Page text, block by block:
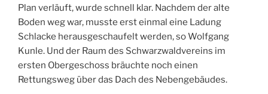
Plan verläuft, wurde schnell klar. Nachdem der alte
Boden weg war, musste erst einmal eine Ladung
Schlacke herausgeschaufelt werden, so Wolfgang
Kunle. Und der Raum des Schwarzwaldvereins im
ersten Obergeschoss bräuchte noch einen
Rettungsweg über das Dach des Nebengebäudes.